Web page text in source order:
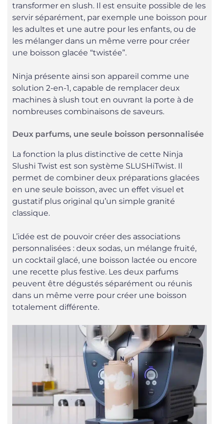
transformer en slush. Il est ensuite possible de les
servir séparément, par exemple une boisson pour
les adultes et une autre pour les enfants, ou de
les mélanger dans un même verre pour créer
une boisson glacée “twistée”.
Ninja présente ainsi son appareil comme une
solution 2-en-1, capable de remplacer deux
machines à slush tout en ouvrant la porte à de
nombreuses combinaisons de saveurs.
Deux parfums, une seule boisson personnalisée
La fonction la plus distinctive de cette Ninja
Slushi Twist est son système SLUSHiTwist. Il
permet de combiner deux préparations glacées
en une seule boisson, avec un effet visuel et
gustatif plus original qu’un simple granité
classique.
L’idée est de pouvoir créer des associations
personnalisées : deux sodas, un mélange fruité,
un cocktail glacé, une boisson lactée ou encore
une recette plus festive. Les deux parfums
peuvent être dégustés séparément ou réunis
dans un même verre pour créer une boisson
totalement différente.